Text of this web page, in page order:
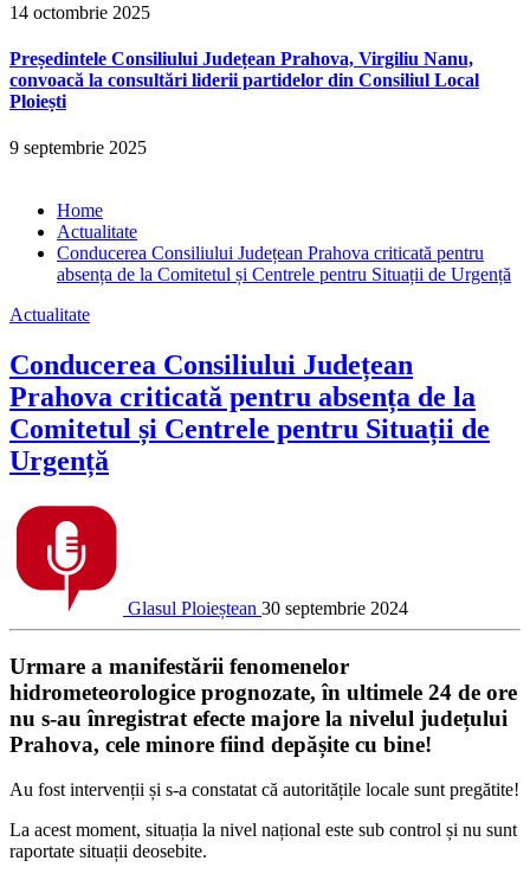
14 octombrie 2025
Președintele Consiliului Județean Prahova, Virgiliu Nanu,
convoacă la consultări liderii partidelor din Consiliul Local
Ploiești
9 septembrie 2025
Home
Actualitate
Conducerea Consiliului Județean Prahova criticată pentru
absența de la Comitetul și Centrele pentru Situații de Urgență
Actualitate
Conducerea Consiliului Județean
Prahova criticată pentru absența de la
Comitetul și Centrele pentru Situații de
Urgență
Glasul Ploieștean 30 septembrie 2024
Urmare a manifestării fenomenelor
hidrometeorologice prognozate, în ultimele 24 de ore
nu s-au înregistrat efecte majore la nivelul județului
Prahova, cele minore fiind depășite cu bine!
Au fost intervenții și s-a constatat că autoritățile locale sunt pregătite!
La acest moment, situația la nivel național este sub control și nu sunt
raportate situații deosebite.